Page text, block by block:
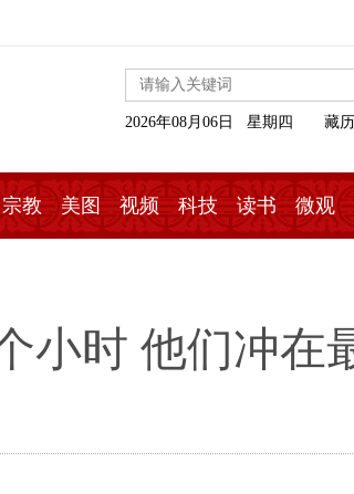
2026年08月06日 星期四 藏
宗教 美图 视频 科技 读书 微观
小时 他们冲在